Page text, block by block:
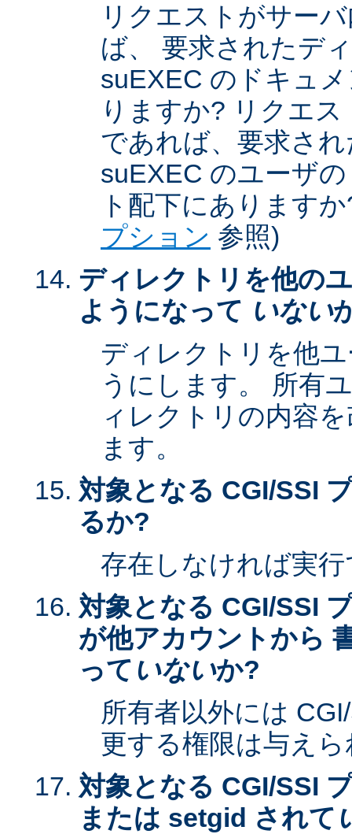
リクエストがサー
ば、 要求されたデ
suEXEC のドキュ
りますか? リクエ
であれば、要求さ
suEXEC のユーザ
ト配下にあります
プション 参照)
ディレクトリを他の
ようになって いない
ディレクトリを他
うにします。 所有
ィレクトリの内容
ます。
対象となる CGI/SSI
るか?
存在しなければ実
対象となる CGI/SSI
が他アカウントから
って いないか?
所有者以外には
更する権限は与え
対象となる CGI/SSI
または setgid されて